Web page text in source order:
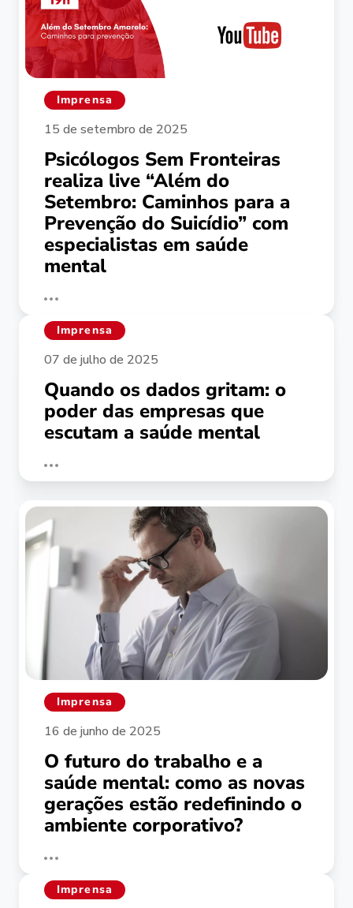
Imprensa
15 de setembro de 2025
Psicólogos Sem Fronteiras
realiza live “Além do
Setembro: Caminhos para a
Prevenção do Suicídio” com
especialistas em saúde
mental
Imprensa
07 de julho de 2025
Quando os dados gritam: o
poder das empresas que
escutam a saúde mental
Imprensa
16 de junho de 2025
O futuro do trabalho e a
saúde mental: como as novas
gerações estão redefinindo o
ambiente corporativo?
Imprensa